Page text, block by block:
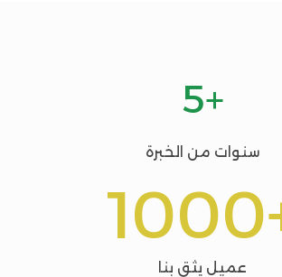
+5
سنوات من الخبرة
عميل يثق بنا